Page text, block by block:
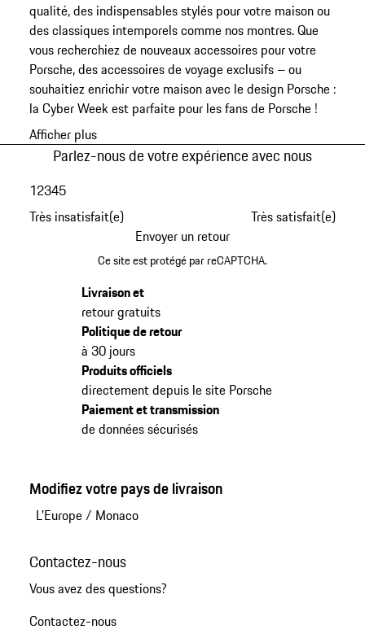
qualité, des indispensables stylés pour votre maison ou
des classiques intemporels comme nos montres. Que
vous recherchiez de nouveaux accessoires pour votre
Porsche, des accessoires de voyage exclusifs – ou
souhaitiez enrichir votre maison avec le design Porsche :
la Cyber Week est parfaite pour les fans de Porsche !
Afficher plus
Parlez-nous de votre expérience avec nous
Très insatisfait(e)
12345
Très satisfait(e)
Envoyer un retour
Ce site est protégé par reCAPTCHA.
Livraison et
retour gratuits
Politique de retour
à 30 jours
Produits officiels
directement depuis le site Porsche
Paiement et transmission
de données sécurisés
Modifiez votre pays de livraison
L'Europe/ Monaco
Contactez-nous
Vous avez des questions?
Contactez-nous